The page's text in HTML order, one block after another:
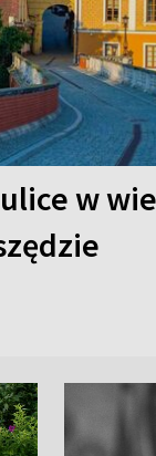
w